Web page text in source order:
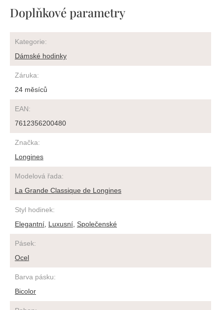
Doplňkové parametry
Kategorie:
Dámské hodinky
Záruka:
24 měsíců
EAN:
7612356200480
Značka:
Longines
Modelová řada:
La Grande Classique de Longines
Styl hodinek:
Elegantní Luxusní Společenské
Pásek:
Ocel
Barva pásku:
Bicolor